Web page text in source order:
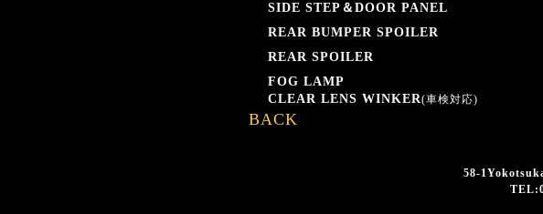
SIDE STEP＆DOOR PANEL
REAR BUMPER SPOILER
REAR SPOILER
FOG LAMP
CLEAR LENS WINKER(車検対応)
BACK
58-